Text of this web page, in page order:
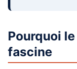
Pourquoi
fascine